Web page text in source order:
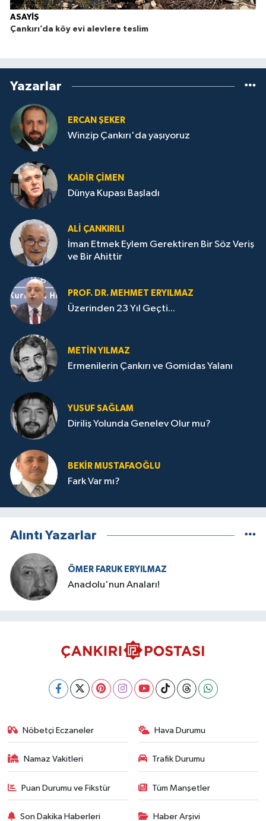
ASAYİŞ
Çankırı’da köy evi alevlere teslim
Yazarlar
ERCAN ŞEKER
Winzip Çankırı'da yaşıyoruz
KADIR ÇIMEN
Dünya Kupası Başladı
ALI ÇANKIRILI
İman Etmek Eylem Gerektiren Bir Söz Veriş
ve Bir Ahittir
PROF. DR. MEHMET ERYILMAZ
Üzerinden 23 Yıl Geçti...
METIN YILMAZ
Ermenilerin Çankırı ve Gomidas Yalanı
YUSUF SAĞLAM
Diriliş Yolunda Genelev Olur mu?
BEKIR MUSTAFAOĞLU
Fark Var mı?
Alıntı Yazarlar
ÖMER FARUK ERYILMAZ
Anadolu'nun Anaları!
Nöbetçi Eczaneler Hava Durumu
Namaz Vakitleri Trafik Durumu
Puan Durumu ve Fikstür Tüm Manşetler
Son Dakika Haberleri Haber Arşivi